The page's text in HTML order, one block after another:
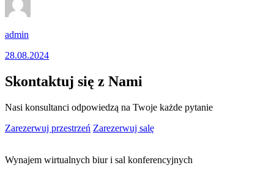
admin
28.08.2024
Skontaktuj się z Nami
Nasi konsultanci odpowiedzą na Twoje każde pytanie
Zarezerwuj przestrzeń Zarezerwuj salę
Wynajem wirtualnych biur i sal konferencyjnych